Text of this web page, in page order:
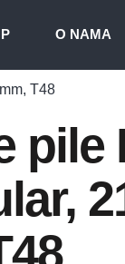
O NAMA
T48
pile